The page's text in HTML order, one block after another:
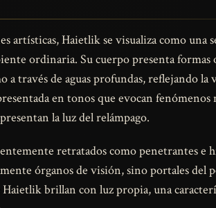
artísticas, Haietlik se visualiza como una
ordinaria. Su cuerpo presenta formas
través de aguas profundas, reflejando
en tonos que evocan
la luz del relámpago.
retratados como penetrantes e
órganos de visión, sino portales del
brillan con luz propia, una